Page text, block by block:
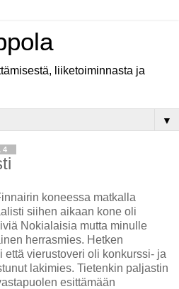
liiketoiminnasta ja
▼
koneessa matkalla
siihen aikaan kone oli
Nokialaisia mutta minulle
herrasmies. Hetken
vierustoveri oli konkurssi- ja
lakimies. Tietenkin paljastin
esittämään